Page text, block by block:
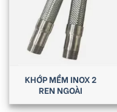
KHỚP MỀM INOX 2
REN NGOÀI